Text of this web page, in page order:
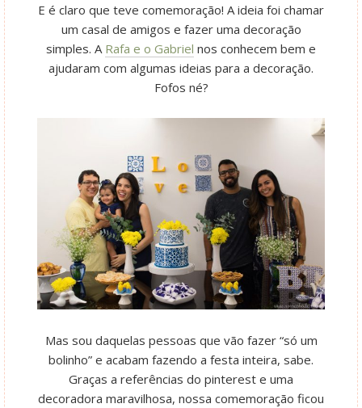
E é claro que teve comemoração! A ideia foi chamar
um casal de amigos e fazer uma decoração
simples. A Rafa e o Gabriel nos conhecem bem e
ajudaram com algumas ideias para a decoração.
Fofos né?
Mas sou daquelas pessoas que vão fazer “só um
bolinho” e acabam fazendo a festa inteira, sabe.
Graças a referências do pinterest e uma
decoradora maravilhosa, nossa comemoração ficou